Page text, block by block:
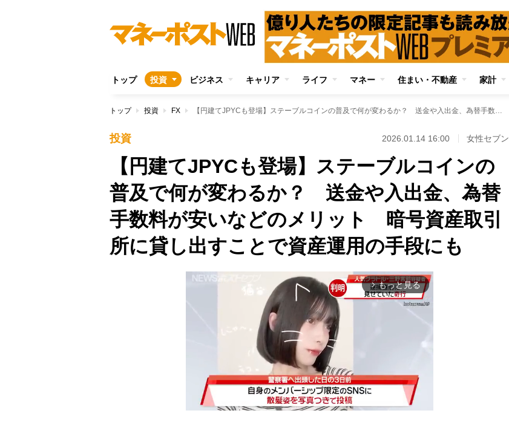
トップ 投資 ビジネス キャリア ライフ マネー 住まい・不動産 家計
トップ 投資 FX 【円建てJPYCも登場】ステーブルコインの普及で何が変わるか？ 送金や入出金、為替手数料が安いなどのメリット 暗号資産取引所に貸し出すことで資産運用の手段にも
投資 2026.01.14 16:00 女性セブン
【円建てJPYCも登場】ステーブルコインの
普及で何が変わるか？ 送金や入出金、為替
手数料が安いなどのメリット 暗号資産取引
所に貸し出すことで資産運用の手段にも
arrow_forward_ios もっと見る